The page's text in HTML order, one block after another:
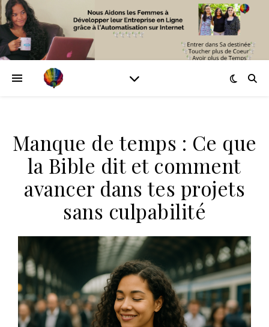
Manque de temps : Ce que
la Bible dit et comment
avancer dans tes projets
sans culpabilité